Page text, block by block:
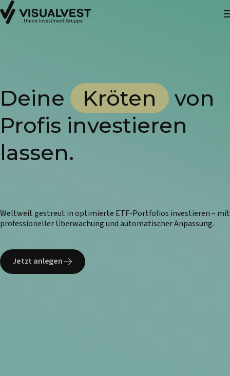
Deine Kröten
von
Profis investieren
lassen.
Weltweit gestreut in optimierte ETF-Portfolios investieren – mit
professioneller Überwachung und automatischer Anpassung.
Jetzt anlegen